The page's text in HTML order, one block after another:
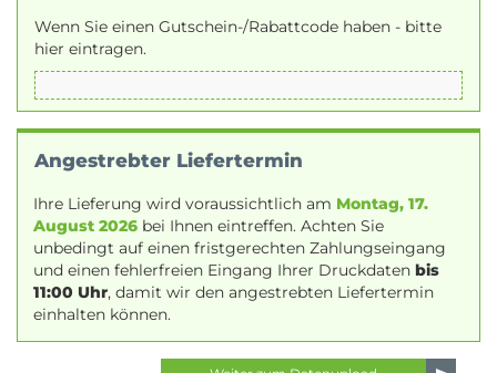
Wenn Sie einen Gutschein-/Rabattcode haben - bitte
hier eintragen.
Angestrebter Liefertermin
Ihre Lieferung wird voraussichtlich am Montag, 17.
August 2026 bei Ihnen eintreffen. Achten Sie
unbedingt auf einen fristgerechten Zahlungseingang
und einen fehlerfreien Eingang Ihrer Druckdaten bis
11:00 Uhr, damit wir den angestrebten Liefertermin
einhalten können.